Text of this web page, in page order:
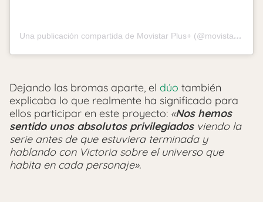
Una publicación compartida de Movistar Plus+ (@movistarplus)
Dejando las bromas aparte, el dúo también
explicaba lo que realmente ha significado para
ellos participar en este proyecto: «Nos hemos
sentido unos absolutos privilegiadosviendo la
serie antes de que estuviera terminada y
hablando con Victoria sobre el universo que
habita en cada personaje».